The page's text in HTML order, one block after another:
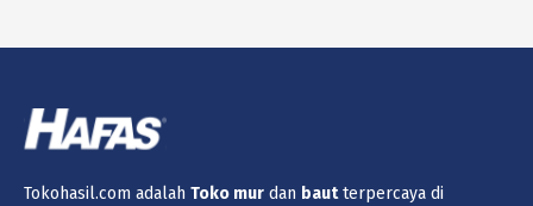
Tokohasil.com adalah Toko mur dan bautterpercaya di